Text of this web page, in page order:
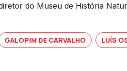
do Museu de História
GALOPIM DE CARVALHO LUÍS